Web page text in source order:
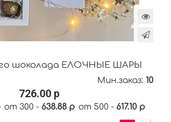
шоколада ЕЛОЧНЫЕ ШАРЫ
Мин.заказ: 10
726.00 р
от 300 - 638.88 р от 500 - 617.10 р